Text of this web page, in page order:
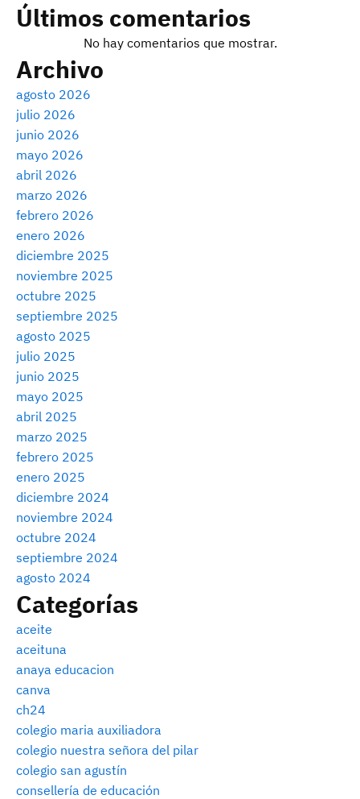
Últimos comentarios
No hay comentarios que mostrar.
Archivo
agosto 2026
julio 2026
junio 2026
mayo 2026
abril 2026
marzo 2026
febrero 2026
enero 2026
diciembre 2025
noviembre 2025
octubre 2025
septiembre 2025
agosto 2025
julio 2025
junio 2025
mayo 2025
abril 2025
marzo 2025
febrero 2025
enero 2025
diciembre 2024
noviembre 2024
octubre 2024
septiembre 2024
agosto 2024
Categorías
aceite
aceituna
anaya educacion
canva
ch24
colegio maria auxiliadora
colegio nuestra señora del pilar
colegio san agustín
consellería de educación